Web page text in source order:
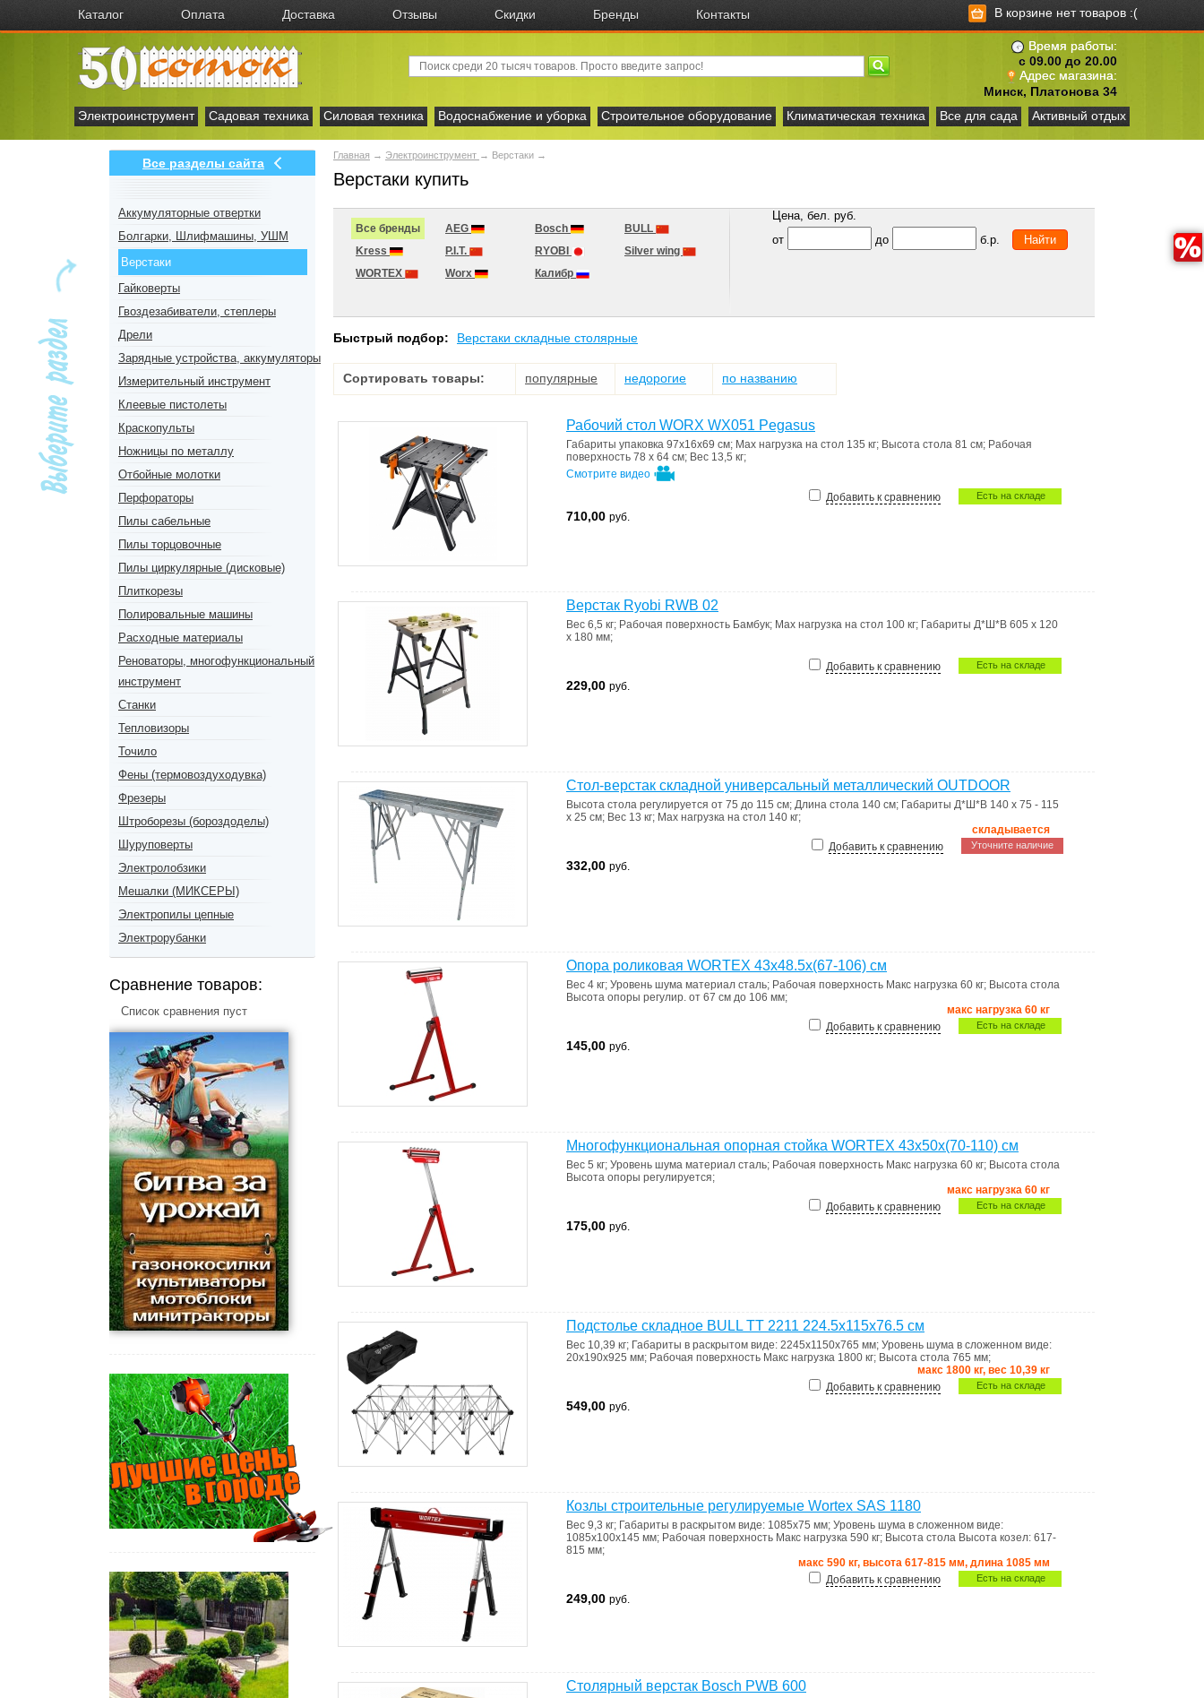
Каталог Оплата Доставка Отзывы Скидки Бренды Контакты В корзине нет товаров :(
Время работы:
с 09.00 до 20.00
Адрес магазина:
Минск, Платонова 34
Электроинструмент
Садовая техника Силовая техника Водоснабжение и уборка Строительное оборудование Климатическая техника Все для сада Активный отдых
Все разделы сайта
Аккумуляторные отвертки
Болгарки, Шлифмашины, УШМ
Верстаки
Гайковерты
Гвоздезабиватели, степлеры
Дрели
Зарядные устройства, аккумуляторы
Измерительный инструмент
Клеевые пистолеты
Краскопульты
Ножницы по металлу
Отбойные молотки
Перфораторы
Пилы сабельные
Пилы торцовочные
Пилы циркулярные (дисковые)
Плиткорезы
Полировальные машины
Расходные материалы
Реноваторы, многофункциональный
инструмент
Станки
Тепловизоры
Точило
Фены (термовоздуходувка)
Фрезеры
Штроборезы (бороздоделы)
Шуруповерты
Электролобзики
Мешалки (МИКСЕРЫ)
Электропилы цепные
Электрорубанки
Сравнение товаров:
Список сравнения пуст
Главная → Электроинструмент → Верстаки →
Верстаки купить
Все бренды AEG Bosch
BULL
Kress
P.I.T. RYOBI
Silver wing
WORTEX
Worx Калибр
Цена, бел. руб.
от
до б.р.
Быстрый подбор: Верстаки складные столярные
Сортировать товары: популярные недорогие по названию
Рабочий стол WORX WX051 Pegasus
Габариты упаковка 97х16х69 см; Max нагрузка на стол 135 кг; Высота стола 81 см; Рабочая
поверхность 78 х 64 см; Вес 13,5 кг;
Смотрите видео
Есть на складе
Добавить к сравнению
710,00 руб.
Верстак Ryobi RWB 02
Вес 6,5 кг; Рабочая поверхность Бамбук; Max нагрузка на стол 100 кг; Габариты Д*Ш*В 605 x 120
x 180 мм;
Есть на складе
Добавить к сравнению
229,00 руб.
Стол-верстак складной универсальный металлический OUTDOOR
Высота стола регулируется от 75 до 115 см; Длина стола 140 см; Габариты Д*Ш*В 140 x 75 - 115
x 25 см; Вес 13 кг; Max нагрузка на стол 140 кг;
складывается
Уточните наличие
Добавить к сравнению
332,00 руб.
Опора роликовая WORTEX 43x48.5x(67-106) см
Вес 4 кг; Уровень шума материал сталь; Рабочая поверхность Макс нагрузка 60 кг; Высота стола
Высота опоры регулир. от 67 см до 106 мм;
макс нагрузка 60 кг
Есть на складе
Добавить к сравнению
145,00 руб.
Многофункциональная опорная стойка WORTEX 43x50x(70-110) см
Вес 5 кг; Уровень шума материал сталь; Рабочая поверхность Макс нагрузка 60 кг; Высота стола
Высота опоры регулируется;
макс нагрузка 60 кг
Есть на складе
Добавить к сравнению
175,00 руб.
Подстолье складное BULL TT 2211 224.5x115x76.5 см
Вес 10,39 кг; Габариты в раскрытом виде: 2245х1150х765 мм; Уровень шума в сложенном виде:
20х190х925 мм; Рабочая поверхность Макс нагрузка 1800 кг; Высота стола 765 мм;
макс 1800 кг, вес 10,39 кг
Есть на складе
Добавить к сравнению
549,00 руб.
Козлы строительные регулируемые Wortex SAS 1180
Вес 9,3 кг; Габариты в раскрытом виде: 1085х75 мм; Уровень шума в сложенном виде:
1085x100x145 мм; Рабочая поверхность Макс нагрузка 590 кг; Высота стола Высота козел: 617-
815 мм;
макс 590 кг, высота 617-815 мм, длина 1085 мм
Есть на складе
Добавить к сравнению
249,00 руб.
Столярный верстак Bosch PWB 600